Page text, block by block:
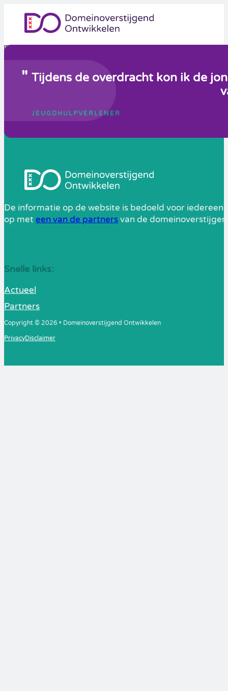
Tijdens de overdracht kon ik de
JEUGDHULPVERLENER
De informatie op de website is bedoeld voor
op met een van de partnersvan de
Snelle links:
Actueel
Partners
Copyright © 2026 • Domeinoverstijgend Ontwikkelen
PrivacyDisclaimer